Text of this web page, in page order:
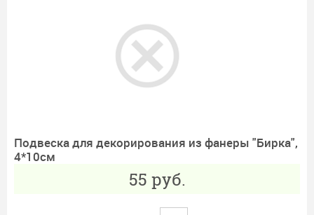
Подвеска для декорирования из фанеры "Бирка",
4*10см
55 руб.